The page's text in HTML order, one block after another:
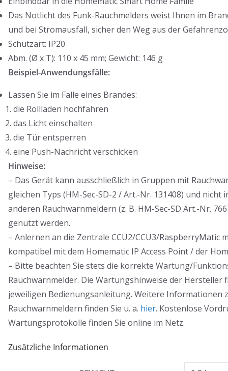
Das Notlicht des Funk-Rauchmelders weist Ihnen im
und bei Stromausfall, sicher den Weg aus der
Schutzart: IP20
Abm. (Ø x T): 110 x 45 mm; Gewicht: 146 g
Beispiel-Anwendungsfälle:
Lassen Sie im Falle eines Brandes:
die Rollladen hochfahren
das Licht einschalten
die Tür entsperren
eine Push-Nachricht verschicken
Hinweise:
– Das Gerät kann ausschließlich in Gruppen mit
gleichen Typs (HM-Sec-SD-2 / Art.-Nr. 131408) und nicht
anderen Rauchwarnmeldern (z. B. HM-Sec-SD Art.-Nr.
genutzt werden.
– Anlernen an die Zentrale CCU2/CCU3/RaspberryMatic
kompatibel mit dem Homematic IP Access Point / der
– Bitte beachten Sie stets die korrekte Wartung/
Rauchwarnmelder. Die Wartungshinweise der Hersteller
jeweiligen Bedienungsanleitung. Weitere Informationen
Rauchwarnmeldern finden Sie u. a. hier. Kostenlose
Wartungsprotokolle finden Sie online im Netz.
Zusätzliche Informationen